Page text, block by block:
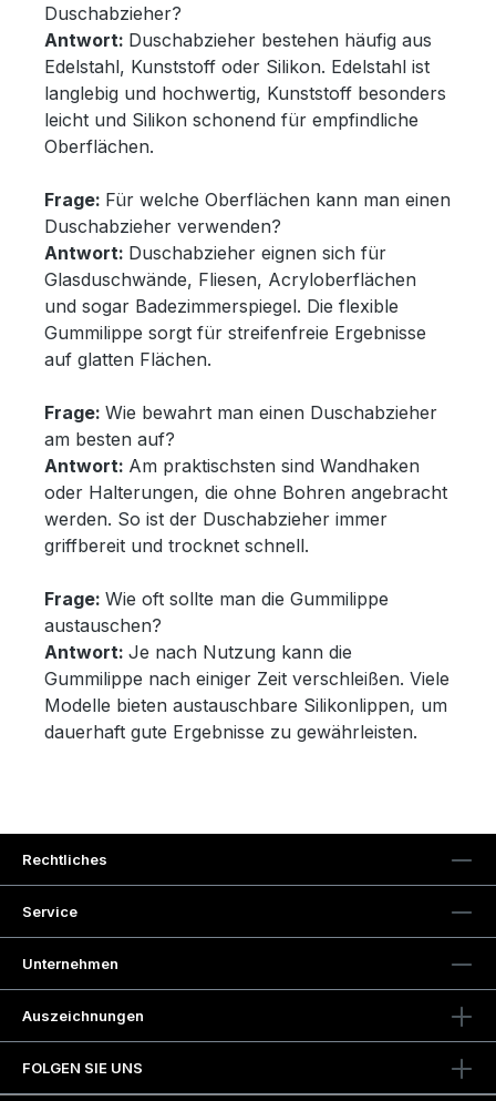
Duschabzieher?
Antwort: Duschabzieher bestehen häufig aus
Edelstahl, Kunststoff oder Silikon. Edelstahl ist
langlebig und hochwertig, Kunststoff besonders
leicht und Silikon schonend für empfindliche
Oberflächen.
Frage: Für welche Oberflächen kann man einen
Duschabzieher verwenden?
Antwort: Duschabzieher eignen sich für
Glasduschwände, Fliesen, Acryloberflächen
und sogar Badezimmerspiegel. Die flexible
Gummilippe sorgt für streifenfreie Ergebnisse
auf glatten Flächen.
Frage: Wie bewahrt man einen Duschabzieher
am besten auf?
Antwort: Am praktischsten sind Wandhaken
oder Halterungen, die ohne Bohren angebracht
werden. So ist der Duschabzieher immer
griffbereit und trocknet schnell.
Frage: Wie oft sollte man die Gummilippe
austauschen?
Antwort: Je nach Nutzung kann die
Gummilippe nach einiger Zeit verschleißen. Viele
Modelle bieten austauschbare Silikonlippen, um
dauerhaft gute Ergebnisse zu gewährleisten.
Rechtliches
Service
Unternehmen
Auszeichnungen
FOLGEN SIE UNS